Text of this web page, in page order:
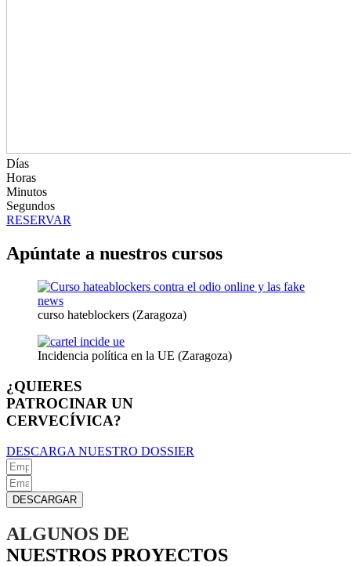
Días
Horas
Minutos
Segundos
RESERVAR
Apúntate a nuestros cursos
curso hateblockers (Zaragoza)
Incidencia política en la UE (Zaragoza)
¿QUIERES
PATROCINAR UN
CERVECÍVICA?
DESCARGA NUESTRO DOSSIER
DESCARGAR
ALGUNOS DE
NUESTROS PROYECTOS